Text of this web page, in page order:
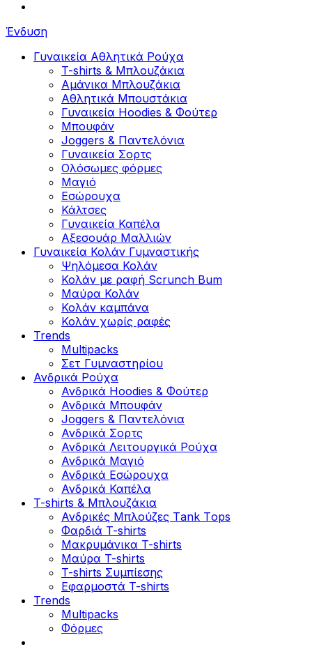
Ένδυση
Γυναικεία Αθλητικά Ρούχα
T-shirts & Μπλουζάκια
Αμάνικα Μπλουζάκια
Aθλητικά Μπουστάκια
Γυναικεία Hoodies & Φούτερ
Μπουφάν
Joggers & Παντελόνια
Γυναικεία Σορτς
Ολόσωμες φόρμες
Μαγιό
Εσώρουχα
Κάλτσες
Γυναικεία Καπέλα
Αξεσουάρ Μαλλιών
Γυναικεία Κολάν Γυμναστικής
Ψηλόμεσα Κολάν
Κολάν με ραφή Scrunch Bum
Μαύρα Κολάν
Κολάν καμπάνα
Κολάν χωρίς ραφές
Trends
Multipacks
Σετ Γυμναστηρίου
Ανδρικά Ρούχα
Ανδρικά Hoodies & Φούτερ
Ανδρικά Μπουφάν
Joggers & Παντελόνια
Ανδρικά Σορτς
Ανδρικά Λειτουργικά Ρούχα
Ανδρικά Μαγιό
Ανδρικά Εσώρουχα
Ανδρικά Καπέλα
T-shirts & Μπλουζάκια
Ανδρικές Mπλούζες Τank Τops
Φαρδιά T-shirts
Μακρυμάνικα T-shirts
Μαύρα T-shirts
T-shirts Συμπίεσης
Εφαρμοστά T-shirts
Trends
Multipacks
Φόρμες